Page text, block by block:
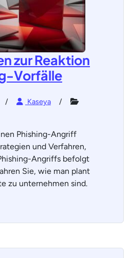
zur Reaktion
Vorfälle
Kaseya
Phishing-Angriff
und Verfahren,
Angriffs befolgt
Sie, wie man plant
zu unternehmen sind.